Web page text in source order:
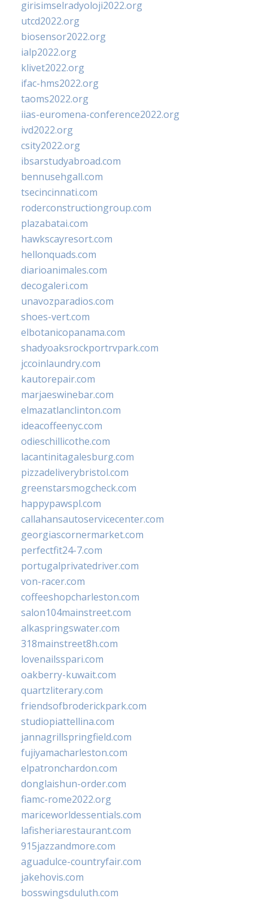
girisimselradyoloji2022.org
utcd2022.org
biosensor2022.org
ialp2022.org
klivet2022.org
ifac-hms2022.org
taoms2022.org
iias-euromena-conference2022.org
ivd2022.org
csity2022.org
ibsarstudyabroad.com
bennusehgall.com
tsecincinnati.com
roderconstructiongroup.com
plazabatai.com
hawkscayresort.com
hellonquads.com
diarioanimales.com
decogaleri.com
unavozparadios.com
shoes-vert.com
elbotanicopanama.com
shadyoaksrockportrvpark.com
jccoinlaundry.com
kautorepair.com
marjaeswinebar.com
elmazatlanclinton.com
ideacoffeenyc.com
odieschillicothe.com
lacantinitagalesburg.com
pizzadeliverybristol.com
greenstarsmogcheck.com
happypawspl.com
callahansautoservicecenter.com
georgiascornermarket.com
perfectfit24-7.com
portugalprivatedriver.com
von-racer.com
coffeeshopcharleston.com
salon104mainstreet.com
alkaspringswater.com
318mainstreet8h.com
lovenailsspari.com
oakberry-kuwait.com
quartzliterary.com
friendsofbroderickpark.com
studiopiattellina.com
jannagrillspringfield.com
fujiyamacharleston.com
elpatronchardon.com
donglaishun-order.com
fiamc-rome2022.org
mariceworldessentials.com
lafisheriarestaurant.com
915jazzandmore.com
aguadulce-countryfair.com
jakehovis.com
bosswingsduluth.com